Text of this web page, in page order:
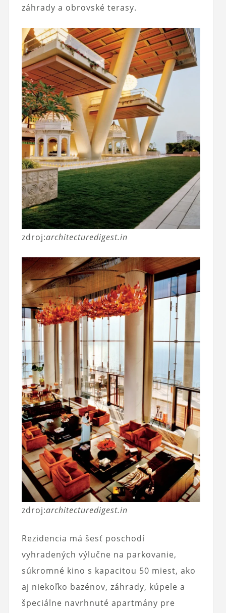
záhrady a obrovské terasy.
zdroj:architecturedigest.in
zdroj:architecturedigest.in
Rezidencia má šesť poschodí
vyhradených výlučne na parkovanie,
súkromné ​​kino s kapacitou 50 miest, ako
aj niekoľko bazénov, záhrady, kúpele a
špeciálne navrhnuté apartmány pre